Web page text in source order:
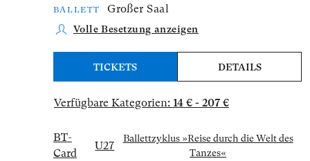
BALLETT Großer Saal
Volle Besetzung anzeigen
TICKETS DETAILS
Verfügbare Kategorien: 14 € - 207 €
BT-
Card
U27
Ballettzyklus »Reise durch die Welt des
Tanzes«